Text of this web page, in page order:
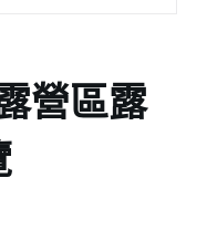
營區露